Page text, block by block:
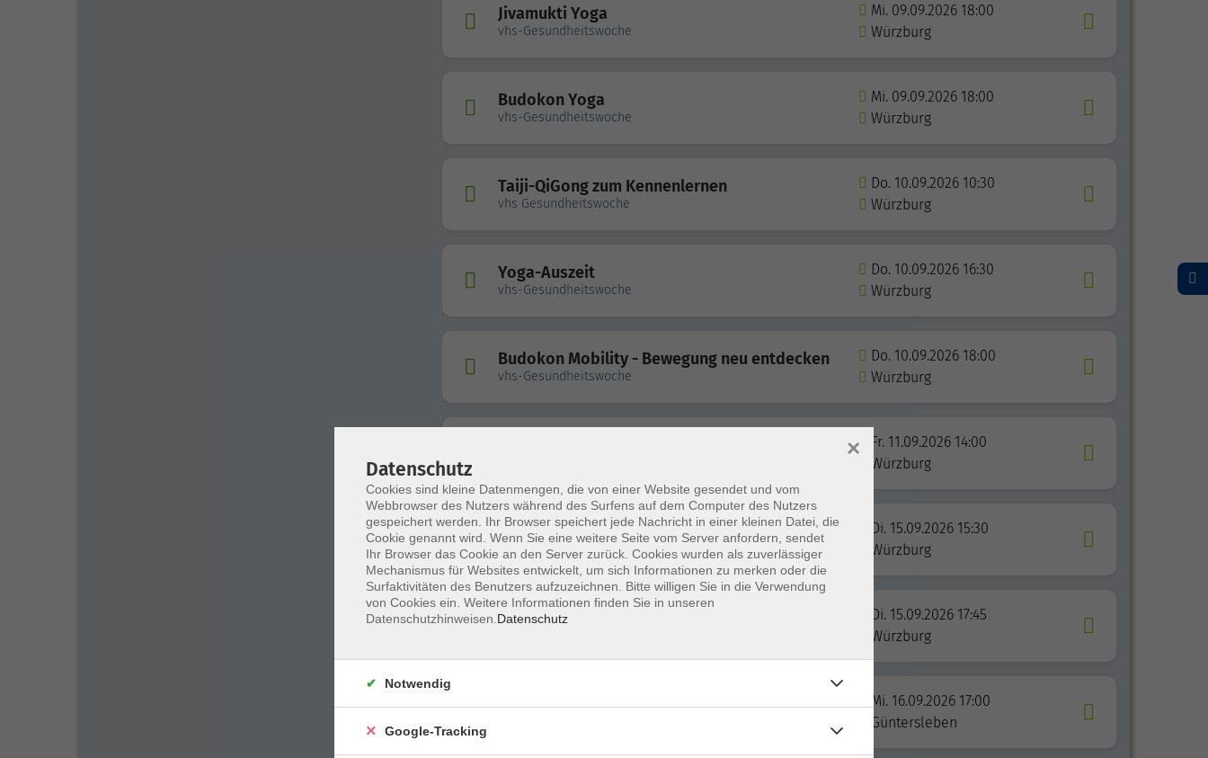
Jivamukti Yoga
vhs-Gesundheitswoche
Mi. 09.09.2026 18:00
Würzburg
Budokon Yoga
vhs-Gesundheitswoche
Mi. 09.09.2026 18:00
Würzburg
Taiji-QiGong zum Kennenlernen
vhs Gesundheitswoche
Do. 10.09.2026 10:30
Würzburg
Yoga-Auszeit
vhs-Gesundheitswoche
Do. 10.09.2026 16:30
Würzburg
Budokon Mobility - Bewegung neu entdecken
vhs-Gesundheitswoche
Do. 10.09.2026 18:00
Würzburg
Fr. 11.09.2026 14:00
Würzburg
Yoga neu entdecken
Di. 15.09.2026 15:30
Würzburg
Yoga Grund- und Aufbaustufe
Di. 15.09.2026 17:45
Würzburg
Yoga Grund- und Aufbaustufe
Mi. 16.09.2026 17:00
Güntersleben
Datenschutz
Cookies sind kleine Datenmengen, die von einer Website gesendet und vom
Webbrowser des Nutzers während des Surfens auf dem Computer des Nutzers
gespeichert werden. Ihr Browser speichert jede Nachricht in einer kleinen Datei, die
Cookie genannt wird. Wenn Sie eine weitere Seite vom Server anfordern, sendet
Ihr Browser das Cookie an den Server zurück. Cookies wurden als zuverlässiger
Mechanismus für Websites entwickelt, um sich Informationen zu merken oder die
Surfaktivitäten des Benutzers aufzuzeichnen. Bitte willigen Sie in die Verwendung
von Cookies ein. Weitere Informationen finden Sie in unseren
Datenschutzhinweisen. Datenschutz
×
Notwendig
Google-Tracking